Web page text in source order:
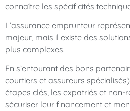
connaître les spécificités
L’assurance emprunteur
majeur, mais il existe des
plus complexes.
En s’entourant des bons
courtiers et assureurs
étapes clés, les expatriés et non-
sécuriser leur financement et